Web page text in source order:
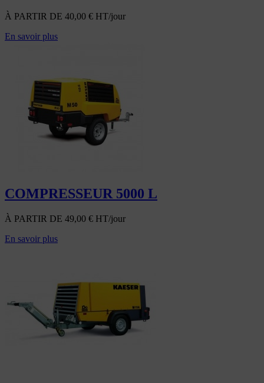
À PARTIR DE 40,00 € HT/jour
En savoir plus
COMPRESSEUR 5000 L
À PARTIR DE 49,00 € HT/jour
En savoir plus